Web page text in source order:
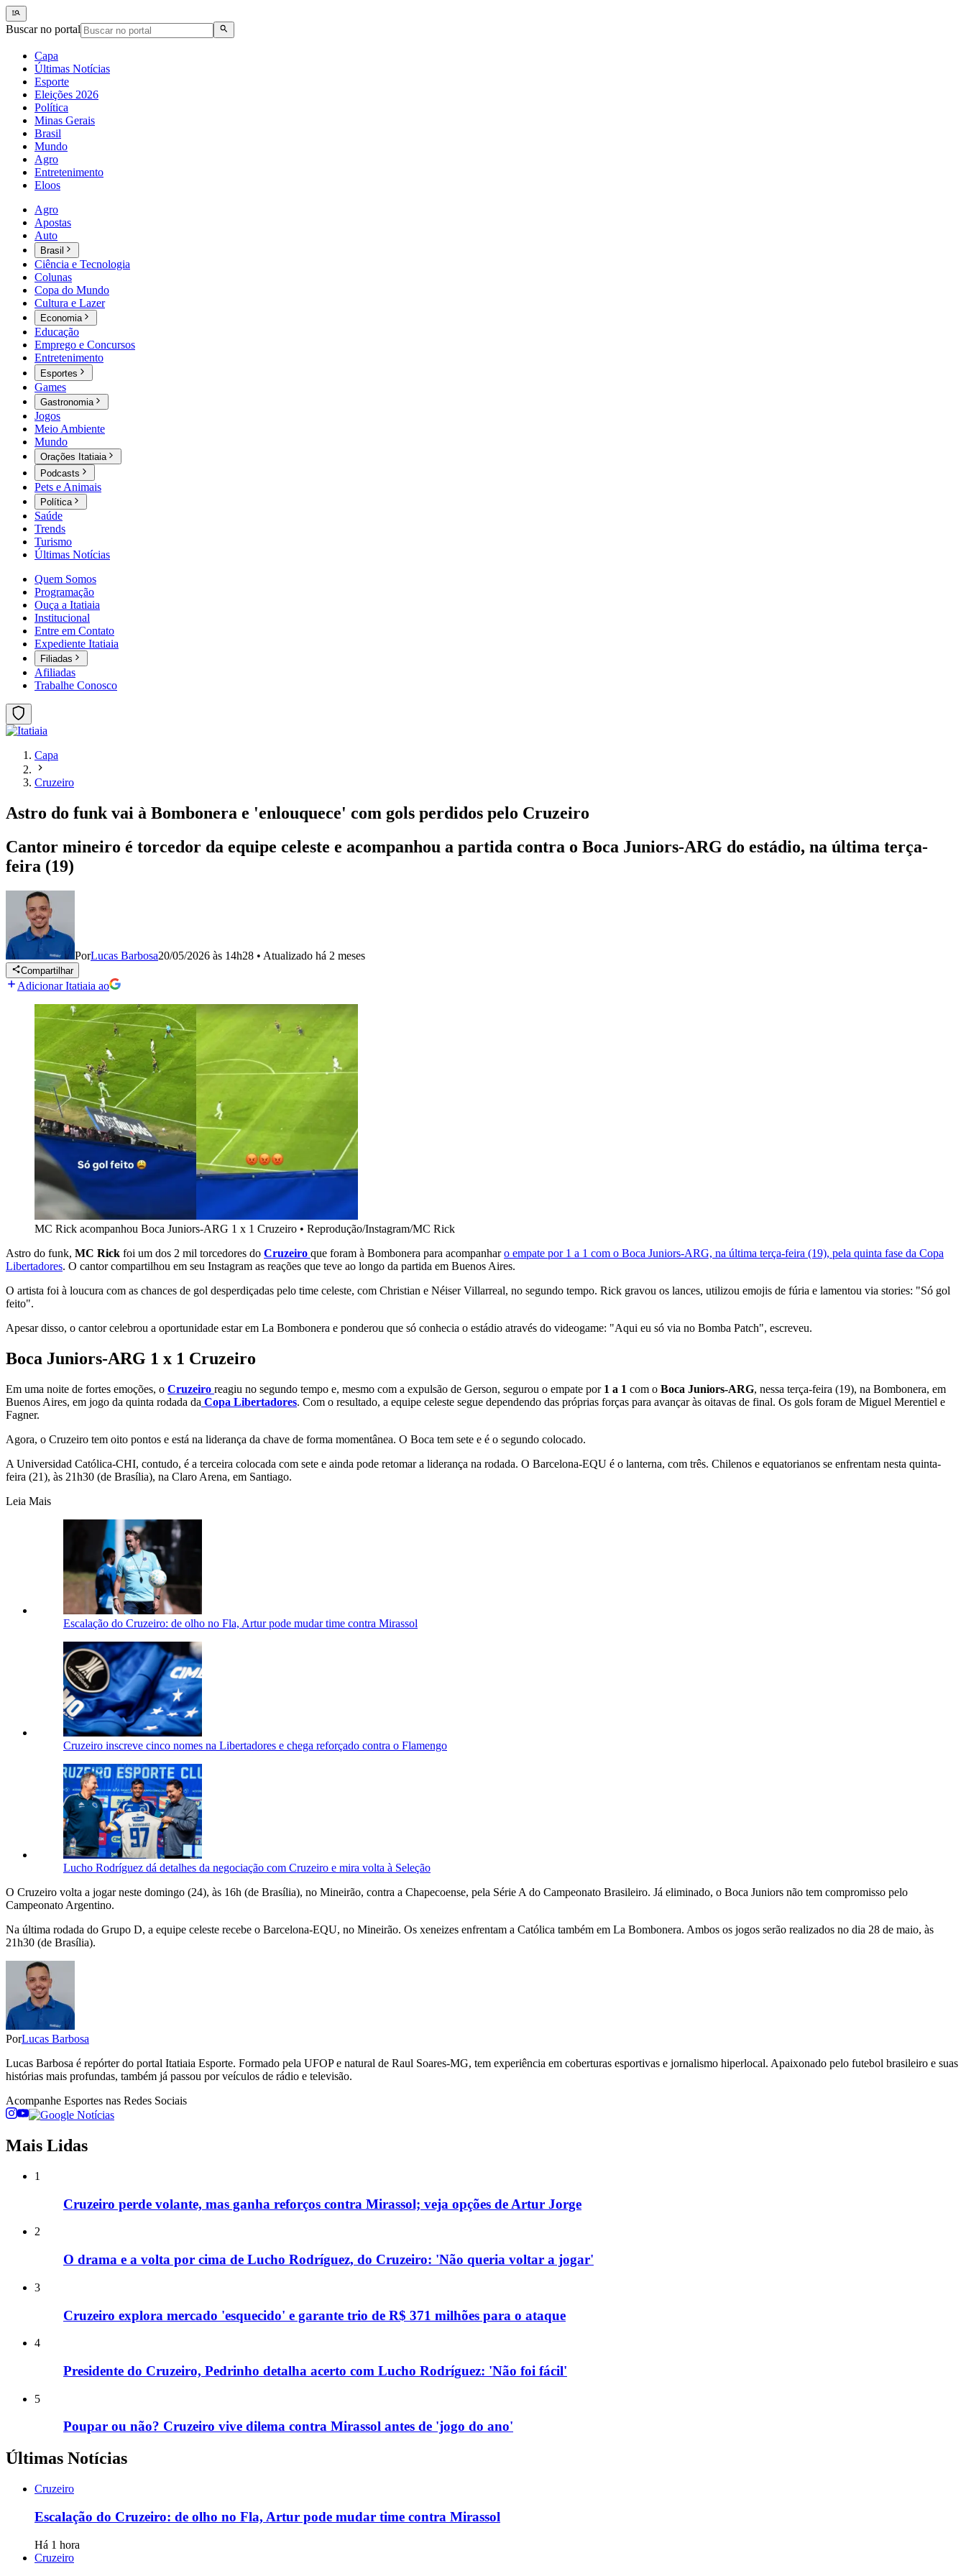
Buscar no portal
Capa
Últimas Notícias
Esporte
Eleições 2026
Política
Minas Gerais
Brasil
Mundo
Agro
Entretenimento
Eloos
Agro
Apostas
Auto
Brasil
Ciência e Tecnologia
Colunas
Copa do Mundo
Cultura e Lazer
Economia
Educação
Emprego e Concursos
Entretenimento
Esportes
Games
Gastronomia
Jogos
Meio Ambiente
Mundo
Orações Itatiaia
Podcasts
Pets e Animais
Política
Saúde
Trends
Turismo
Últimas Notícias
Quem Somos
Programação
Ouça a Itatiaia
Institucional
Entre em Contato
Expediente Itatiaia
Filiadas
Afiliadas
Trabalhe Conosco
Capa
Cruzeiro
Astro do funk vai à Bombonera e 'enlouquece' com gols perdidos pelo Cruzeiro
Cantor mineiro é torcedor da equipe celeste e acompanhou a partida contra o Boca Juniors-ARG do estádio, na última terça-
feira (19)
PorLucas Barbosa20/05/2026 às 14h28 • Atualizado há 2 meses
Compartilhar
Adicionar Itatiaia ao
MC Rick acompanhou Boca Juniors-ARG 1 x 1 Cruzeiro • Reprodução/Instagram/MC Rick
Astro do funk, MC Rick foi um dos 2 mil torcedores do Cruzeiro que foram à Bombonera para acompanharo empate por 1 a 1 com o Boca Juniors-ARG, na última terça-feira (19), pela quinta fase da Copa
Libertadores. O cantor compartilhou em seu Instagram as reações que teve ao longo da partida em Buenos Aires.
O artista foi à loucura com as chances de gol desperdiçadas pelo time celeste, com Christian e Néiser Villarreal, no segundo tempo. Rick gravou os lances, utilizou emojis de fúria e lamentou via stories: "Só gol
feito".
Apesar disso, o cantor celebrou a oportunidade estar em La Bombonera e ponderou que só conhecia o estádio através do videogame: "Aqui eu só via no Bomba Patch", escreveu.
Boca Juniors-ARG 1 x 1 Cruzeiro
Em uma noite de fortes emoções, o Cruzeiro reagiu no segundo tempo e, mesmo com a expulsão de Gerson, segurou o empate por1 a 1 com o Boca Juniors-ARG, nessa terça-feira (19), na Bombonera, em
Buenos Aires, em jogo da quinta rodada da Copa Libertadores. Com o resultado, a equipe celeste segue dependendo das próprias forças para avançar às oitavas de final. Os gols foram de Miguel Merentiel e
Fagner.
Agora, o Cruzeiro tem oito pontos e está na liderança da chave de forma momentânea. O Boca tem sete e é o segundo colocado.
A Universidad Católica-CHI, contudo, é a terceira colocada com sete e ainda pode retomar a liderança na rodada. O Barcelona-EQU é o lanterna, com três. Chilenos e equatorianos se enfrentam nesta quinta-
feira (21), às 21h30 (de Brasília), na Claro Arena, em Santiago.
Leia Mais
Escalação do Cruzeiro: de olho no Fla, Artur pode mudar time contra Mirassol
Cruzeiro inscreve cinco nomes na Libertadores e chega reforçado contra o Flamengo
Lucho Rodríguez dá detalhes da negociação com Cruzeiro e mira volta à Seleção
O Cruzeiro volta a jogar neste domingo (24), às 16h (de Brasília), no Mineirão, contra a Chapecoense, pela Série A do Campeonato Brasileiro. Já eliminado, o Boca Juniors não tem compromisso pelo
Campeonato Argentino.
Na última rodada do Grupo D, a equipe celeste recebe o Barcelona-EQU, no Mineirão. Os xeneizes enfrentam a Católica também em La Bombonera. Ambos os jogos serão realizados no dia 28 de maio, às
21h30 (de Brasília).
PorLucas Barbosa
Lucas Barbosa é repórter do portal Itatiaia Esporte. Formado pela UFOP e natural de Raul Soares-MG, tem experiência em coberturas esportivas e jornalismo hiperlocal. Apaixonado pelo futebol brasileiro e suas
histórias mais profundas, também já passou por veículos de rádio e televisão.
Acompanhe Esportes nas Redes Sociais
Mais Lidas
1
Cruzeiro perde volante, mas ganha reforços contra Mirassol; veja opções de Artur Jorge
2
O drama e a volta por cima de Lucho Rodríguez, do Cruzeiro: 'Não queria voltar a jogar'
3
Cruzeiro explora mercado 'esquecido' e garante trio de R$ 371 milhões para o ataque
4
Presidente do Cruzeiro, Pedrinho detalha acerto com Lucho Rodríguez: 'Não foi fácil'
5
Poupar ou não? Cruzeiro vive dilema contra Mirassol antes de 'jogo do ano'
Últimas Notícias
Cruzeiro
Escalação do Cruzeiro: de olho no Fla, Artur pode mudar time contra Mirassol
Há 1 hora
Cruzeiro